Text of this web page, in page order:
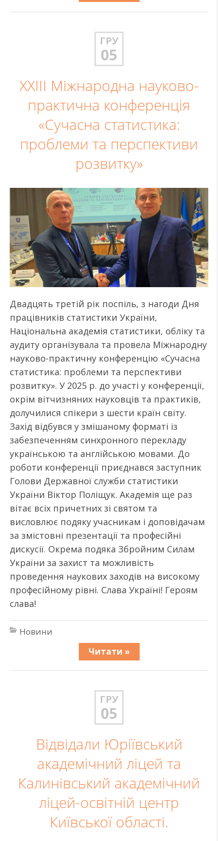
ГРУ
05
ХХІІІ Міжнародна науково-
практична конференція
«Сучасна статистика:
проблеми та перспективи
розвитку»
Двадцять третій рік поспіль, з нагоди Дня
працівників статистики України,
Національна академія статистики, обліку та
аудиту організувала та провела Міжнародну
науково-практичну конференцію «Сучасна
статистика: проблеми та перспективи
розвитку». У 2025 р. до участі у конференції,
окрім вітчизняних науковців та практиків,
долучилися спікери з шести країн світу.
Захід відбувся у змішаному форматі із
забезпеченням синхронного перекладу
українською та англійською мовами. До
роботи конференції приєднався заступник
Голови Державної служби статистики
України Віктор Поліщук. Академія ще раз
вітає всіх причетних зі святом та
висловлює подяку учасникам і доповідачам
за змістовні презентації та професійні
дискусії. Окрема подяка Збройним Силам
України за захист та можливість
проведення наукових заходів на високому
професійному рівні. Слава Україні! Героям
слава!
Новини
Читати »
ГРУ
05
Відвідали Юріївський
академічний ліцей та
Калинівський академічний
ліцей-освітній центр
Київської області.